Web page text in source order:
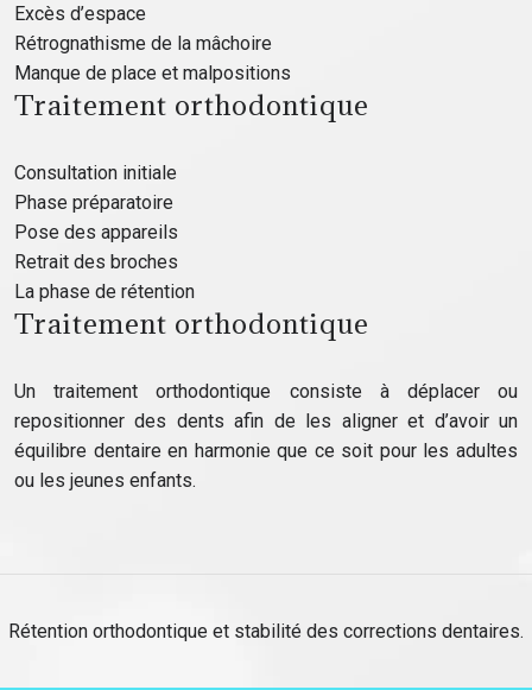
Excès d’espace
Rétrognathisme de la mâchoire
Manque de place et malpositions
Traitement orthodontique
Consultation initiale
Phase préparatoire
Pose des appareils
Retrait des broches
La phase de rétention
Traitement orthodontique
Un traitement orthodontique consiste à déplacer ou
repositionner des dents afin de les aligner et d’avoir un
équilibre dentaire en harmonie que ce soit pour les adultes
ou les jeunes enfants.
Rétention orthodontique et stabilité des corrections dentaires.